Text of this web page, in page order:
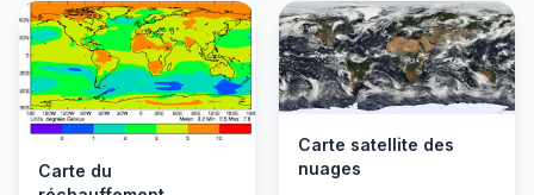
Carte du
Carte satellite des
nuages